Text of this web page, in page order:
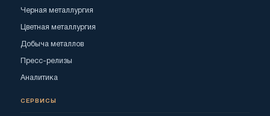
Черная металлургия
Цветная металлургия
Добыча металлов
Пресс-релизы
Аналитика
СЕРВИСЫ